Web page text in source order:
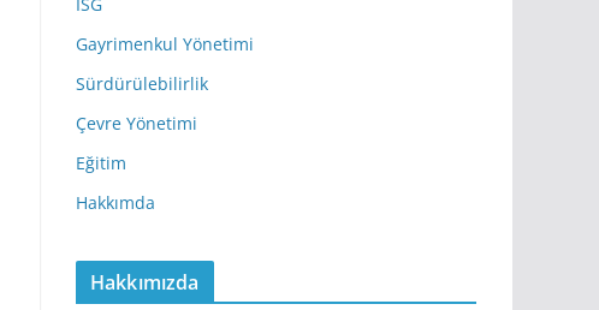
Gayrimenkul Yönetimi
Sürdürülebilirlik
Çevre Yönetimi
Eğitim
Hakkımda
Hakkımızda